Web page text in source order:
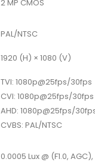
2 MP CMOS
PAL/NTSC
1920 (H) × 1080 (V)
TVI: 1080p@25fps/30fps
CVI: 1080p@25fps/30fps
AHD: 1080p@25fps/
CVBS: PAL/NTSC
0.0005 Lux @ (F1.0,